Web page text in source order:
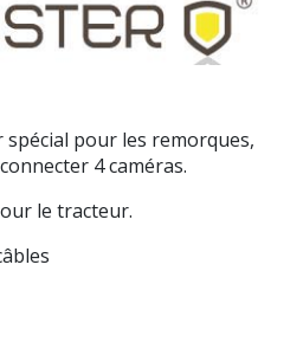
spécial pour les remorques,
4 caméras.
le tracteur.